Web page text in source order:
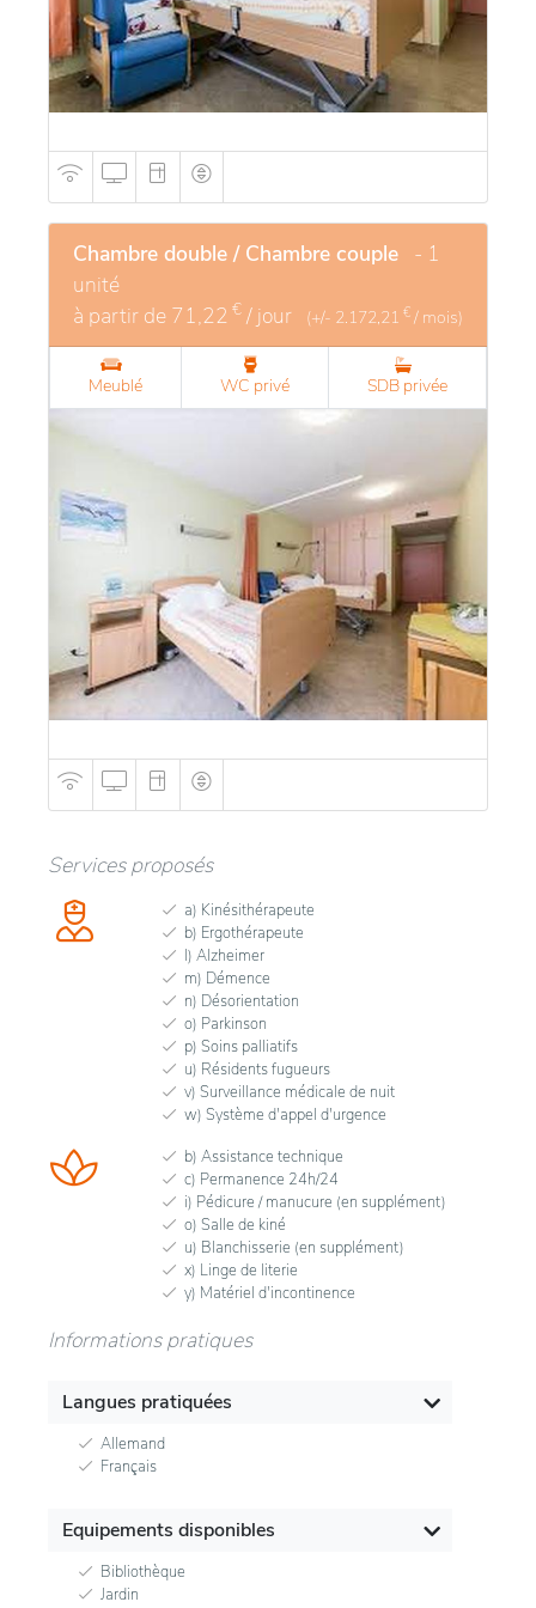
Chambre double / Chambre couple - 1
unité
à partir de 71,22 € / jour (+/- 2.172,21 € / mois)
Meublé WC privé SDB privée
Services proposés
a) Kinésithérapeute
b) Ergothérapeute
l) Alzheimer
m) Démence
n) Désorientation
o) Parkinson
p) Soins palliatifs
u) Résidents fugueurs
v) Surveillance médicale de nuit
w) Système d'appel d'urgence
b) Assistance technique
c) Permanence 24h/24
i) Pédicure / manucure (en supplément)
o) Salle de kiné
u) Blanchisserie (en supplément)
x) Linge de literie
y) Matériel d'incontinence
Informations pratiques
Langues pratiquées
Allemand
Français
Equipements disponibles
Bibliothèque
Jardin